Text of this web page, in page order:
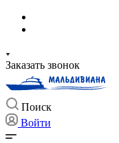
Заказать звонок
Поиск
Войти